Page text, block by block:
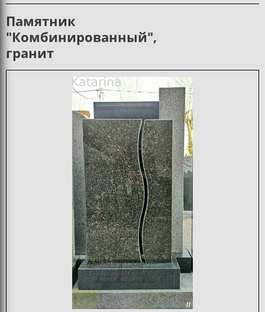
Памятник
"Комбинированный",
гранит